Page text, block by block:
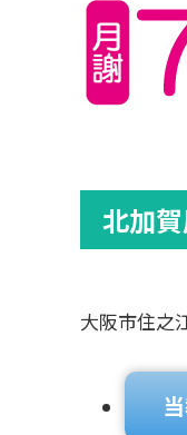
北加
大阪市住之